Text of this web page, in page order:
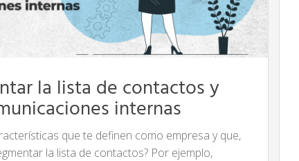
la lista de contactos y
internas
que te definen como empresa y que,
la lista de contactos? Por ejemplo,